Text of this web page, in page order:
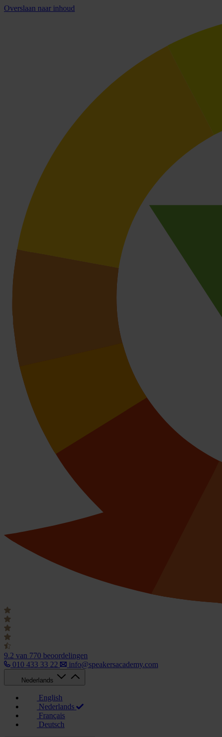
Overslaan naar inhoud
9.2 van 770 beoordelingen
010 433 33 22
info@speakersacademy.com
Nederlands
English
Nederlands
Français
Deutsch